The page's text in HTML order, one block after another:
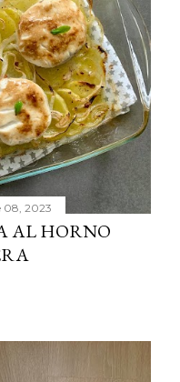
08, 2023
AL HORNO